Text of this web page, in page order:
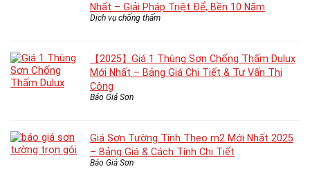
Nhất – Giải Pháp Triệt Để, Bền 10 Năm
Dịch vụ chống thấm
【2025】Giá 1 Thùng Sơn Chống Thấm Dulux
Mới Nhất – Bảng Giá Chi Tiết & Tư Vấn Thi
Công
Báo Giá Sơn
Giá Sơn Tường Tính Theo m2 Mới Nhất 2025
– Bảng Giá & Cách Tính Chi Tiết
Báo Giá Sơn